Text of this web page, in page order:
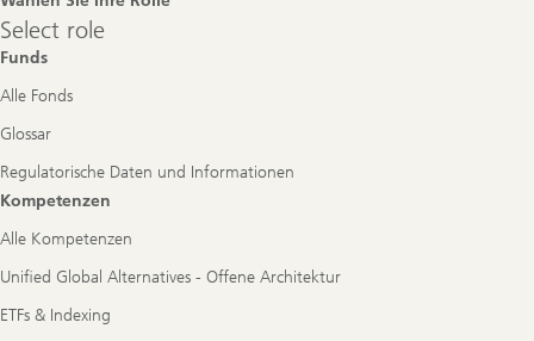
Select
role
Select role
Funds
Alle Fonds
Glossar
Regulatorische Daten und Informationen
Kompetenzen
Alle Kompetenzen
Unified Global Alternatives - Offene Architektur
ETFs & Indexing